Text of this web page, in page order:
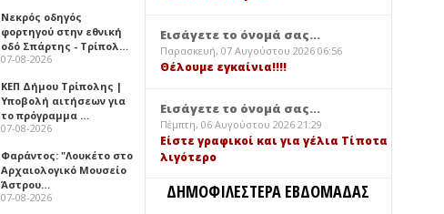
Νεκρός οδηγός
φορτηγού στην εθνική
οδό Σπάρτης - Τρίπολ…
07-08-2026
ΚΕΠ Δήμου Τρίπολης |
Υποβολή αιτήσεων για
το πρόγραμμα …
07-08-2026
Φαράντος: "Λουκέτο στο
Αρχαιολογικό Μουσείο
Άστρου…
07-08-2026
Εισάγετε το όνομά σας...
Παρασκευή, 07 Αυγούστου 2026 06:56
Θέλουμε εγκαίνια!!!!
Εισάγετε το όνομά σας...
Πέμπτη, 06 Αυγούστου 2026 21:29
Είστε γραφικοί και για γέλια Τίποτα
λιγότερο
ΔΗΜΟΦΙΛΕΣΤΕΡΑ ΕΒΔΟΜΑΔΑΣ